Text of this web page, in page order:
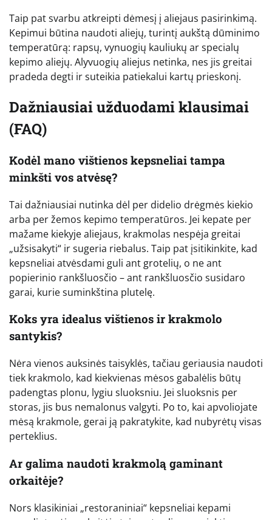
Taip pat svarbu atkreipti dėmesį į aliejaus pasirinkimą.
Kepimui būtina naudoti aliejų, turintį aukštą dūminimo
temperatūrą: rapsų, vynuogių kauliukų ar specialų
kepimo aliejų. Alyvuogių aliejus netinka, nes jis greitai
pradeda degti ir suteikia patiekalui kartų prieskonį.
Dažniausiai užduodami klausimai
(FAQ)
Kodėl mano vištienos kepsneliai tampa
minkšti vos atvėsę?
Tai dažniausiai nutinka dėl per didelio drėgmės kiekio
arba per žemos kepimo temperatūros. Jei kepate per
mažame kiekyje aliejaus, krakmolas nespėja greitai
„užsisakyti“ ir sugeria riebalus. Taip pat įsitikinkite, kad
kepsneliai atvėsdami guli ant grotelių, o ne ant
popierinio rankšluosčio – ant rankšluosčio susidaro
garai, kurie suminkština plutelę.
Koks yra idealus vištienos ir krakmolo
santykis?
Nėra vienos auksinės taisyklės, tačiau geriausia naudoti
tiek krakmolo, kad kiekvienas mėsos gabalėlis būtų
padengtas plonu, lygiu sluoksniu. Jei sluoksnis per
storas, jis bus nemalonus valgyti. Po to, kai apvoliojate
mėsą krakmole, gerai ją pakratykite, kad nubyrėtų visas
perteklius.
Ar galima naudoti krakmolą gaminant
orkaitėje?
Nors klasikiniai „restoraniniai“ kepsneliai kepami